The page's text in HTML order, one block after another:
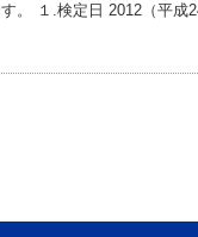
す。 １.検定日 2012（平成